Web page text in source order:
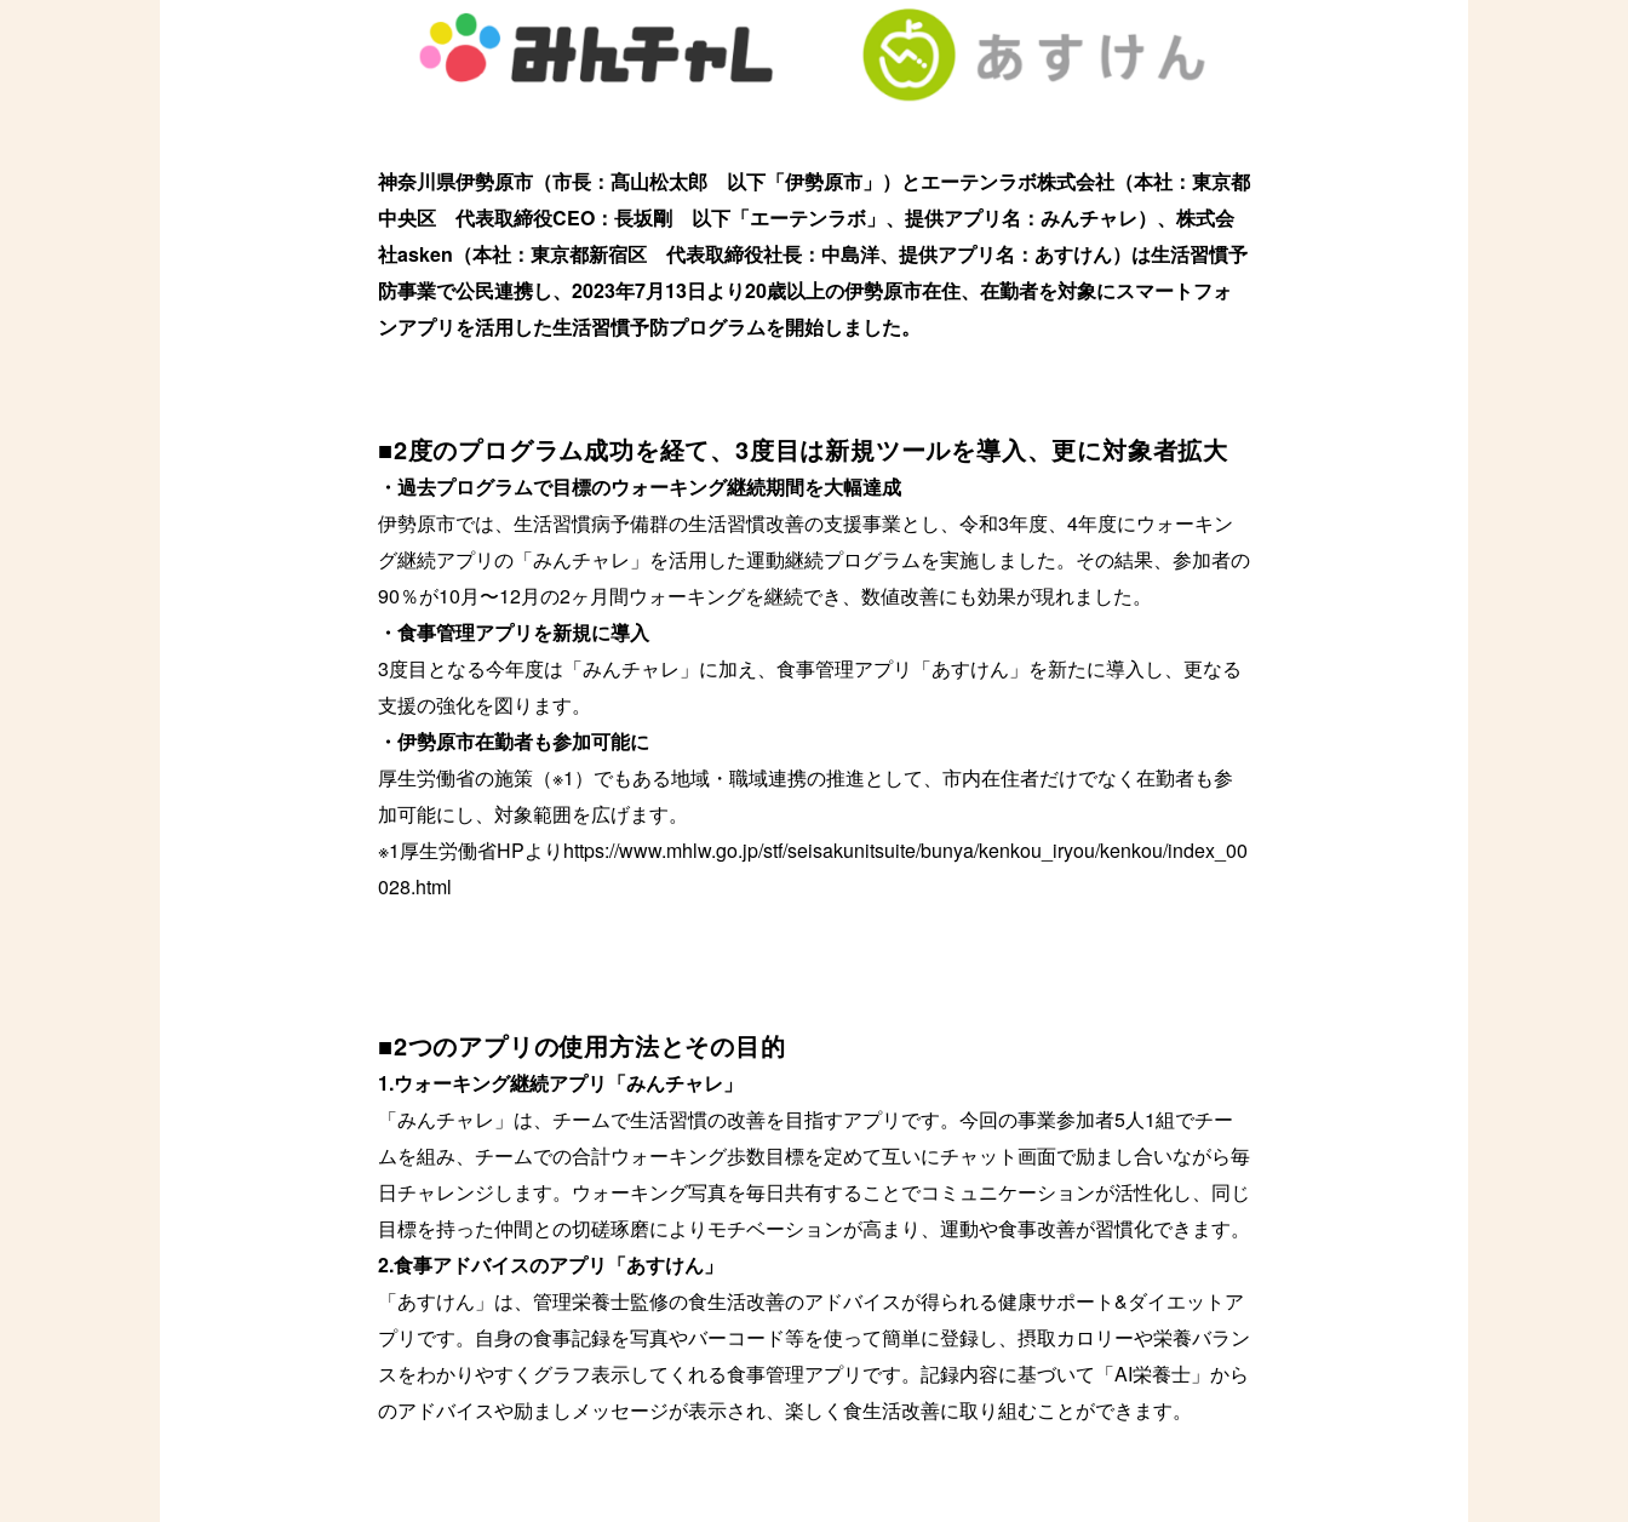
神奈川県伊勢原市（市長：髙山松太郎 以下「伊勢原市」）とエーテンラボ株式会社（本社：東京都
中央区 代表取締役CEO：長坂剛 以下「エーテンラボ」、提供アプリ名：みんチャレ）、株式会
社asken（本社：東京都新宿区 代表取締役社長：中島洋、提供アプリ名：あすけん）は生活習慣予
防事業で公民連携し、2023年7月13日より20歳以上の伊勢原市在住、在勤者を対象にスマートフォ
ンアプリを活用した生活習慣予防プログラムを開始しました。
■2度のプログラム成功を経て、3度目は新規ツールを導入、更に対象者拡大
・過去プログラムで目標のウォーキング継続期間を大幅達成
伊勢原市では、生活習慣病予備群の生活習慣改善の支援事業とし、令和3年度、4年度にウォーキン
グ継続アプリの「みんチャレ」を活用した運動継続プログラムを実施しました。その結果、参加者の
90％が10月〜12月の2ヶ月間ウォーキングを継続でき、数値改善にも効果が現れました。
・食事管理アプリを新規に導入
3度目となる今年度は「みんチャレ」に加え、食事管理アプリ「あすけん」を新たに導入し、更なる
支援の強化を図ります。
・伊勢原市在勤者も参加可能に
厚生労働省の施策（※1）でもある地域・職域連携の推進として、市内在住者だけでなく在勤者も参
加可能にし、対象範囲を広げます。
※1厚生労働省HPよりhttps://www.mhlw.go.jp/stf/seisakunitsuite/bunya/kenkou_iryou/kenkou/index_00
028.html
■2つのアプリの使用方法とその目的
1.ウォーキング継続アプリ「みんチャレ」
「みんチャレ」は、チームで生活習慣の改善を目指すアプリです。今回の事業参加者5人1組でチー
ムを組み、チームでの合計ウォーキング歩数目標を定めて互いにチャット画面で励まし合いながら毎
日チャレンジします。ウォーキング写真を毎日共有することでコミュニケーションが活性化し、同じ
目標を持った仲間との切磋琢磨によりモチベーションが高まり、運動や食事改善が習慣化できます。
2.食事アドバイスのアプリ「あすけん」
「あすけん」は、管理栄養士監修の食生活改善のアドバイスが得られる健康サポート&ダイエットア
プリです。自身の食事記録を写真やバーコード等を使って簡単に登録し、摂取カロリーや栄養バラン
スをわかりやすくグラフ表示してくれる食事管理アプリです。記録内容に基づいて「AI栄養士」から
のアドバイスや励ましメッセージが表示され、楽しく食生活改善に取り組むことができます。